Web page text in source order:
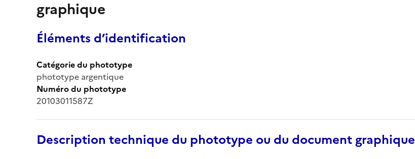
graphique
Éléments d’identification
Catégorie du phototype
phototype argentique
Numéro du phototype
20103011587Z
Description technique du phototype ou du document graphique